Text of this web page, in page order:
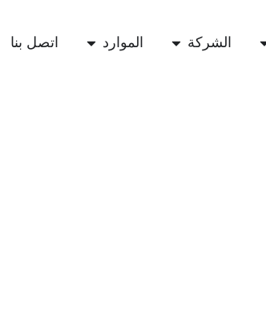
الشركة الموارد اتصل بنا